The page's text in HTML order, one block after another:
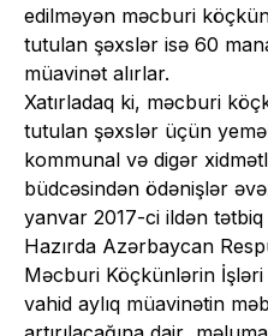
edilməyən məcburi
tutulan şəxslər isə 60
müavinət alırlar.
Xatırladaq ki, məcburi
tutulan şəxslər üçün
kommunal və digər
büdcəsindən ödənişlər
yanvar 2017-ci ildən
Hazırda Azərbaycan
Məcburi Köçkünlərin
vahid aylıq müavinətin